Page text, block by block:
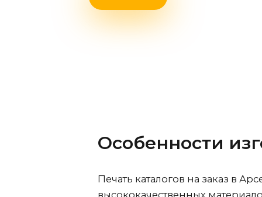
Особенности
Печать каталогов на заказ в
высококачественных